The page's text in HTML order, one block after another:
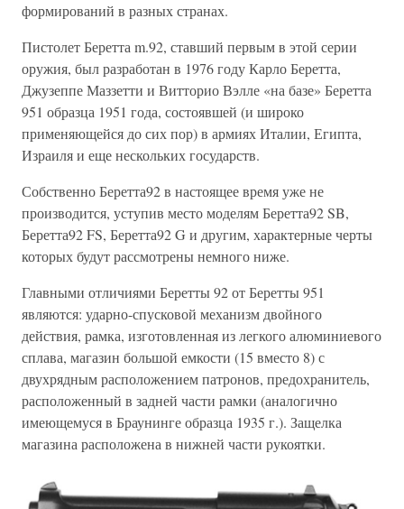
формирований в разных странах.
Пистолет Беретта m.92, ставший первым в этой серии
оружия, был разработан в 1976 году Карло Беретта,
Джузеппе Маззетти и Витторио Вэлле «на базе» Беретта
951 образца 1951 года, состоявшей (и широко
применяющейся до сих пор) в армиях Италии, Египта,
Израиля и еще нескольких государств.
Собственно Беретта92 в настоящее время уже не
производится, уступив место моделям Беретта92 SB,
Беретта92 FS, Беретта92 G и другим, характерные черты
которых будут рассмотрены немного ниже.
Главными отличиями Беретты 92 от Беретты 951
являются: ударно-спусковой механизм двойного
действия, рамка, изготовленная из легкого алюминиевого
сплава, магазин большой емкости (15 вместо 8) с
двухрядным расположением патронов, предохранитель,
расположенный в задней части рамки (аналогично
имеющемуся в Браунинге образца 1935 г.). Защелка
магазина расположена в нижней части рукоятки.